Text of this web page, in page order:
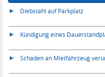
Diebstahl auf Parkplatz
Kündigung eines
Schaden an Mietfahrzeug